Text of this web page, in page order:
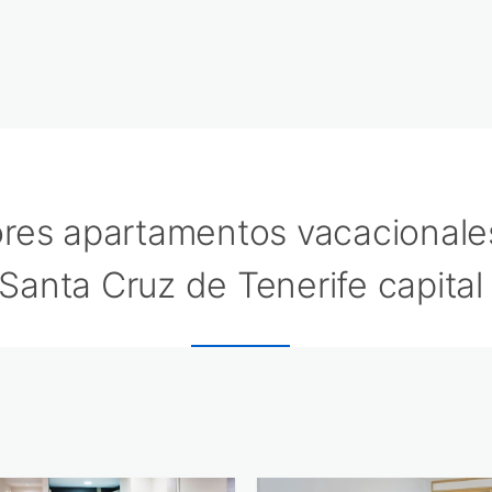
apartamentos
Cruz de Tenerife capital